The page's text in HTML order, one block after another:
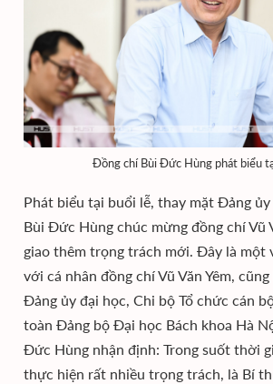
Đồng chí Bùi Đức Hùng phát biểu
Phát biểu tại buổi lễ, thay mặt Đảng
Bùi Đức Hùng chúc mừng đồng chí Vũ
giao thêm trọng trách mới. Đây là một
với cá nhân đồng chí Vũ Văn Yêm,
Đảng ủy đại học, Chi bộ Tổ chức cán
toàn Đảng bộ Đại học Bách khoa Hà
Đức Hùng nhận định: Trong suốt thời
thực hiện rất nhiều trọng trách, là Bí